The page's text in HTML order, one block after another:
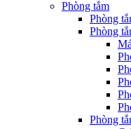
Phòng tắm
Phòng
Phòng
Phòng